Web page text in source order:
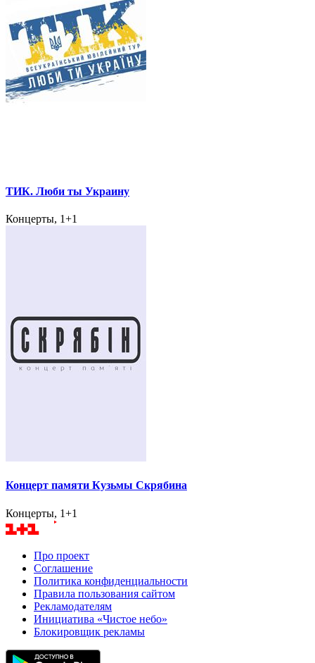
ТИК. Люби ты Украину
Концерты, 1+1
Концерт памяти Кузьмы Скрябина
Концерты, 1+1
Про проект
Соглашение
Политика конфиденциальности
Правила пользования сайтом
Рекламодателям
Инициатива «Чистое небо»
Блокировщик рекламы